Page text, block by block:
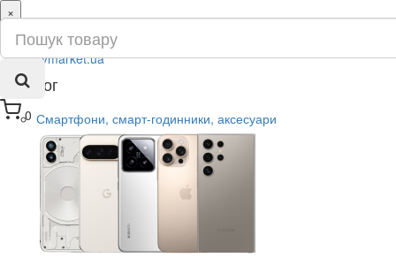
0
×
ru
ua
Каталог
Смартфони, смарт-годинники, аксесуари